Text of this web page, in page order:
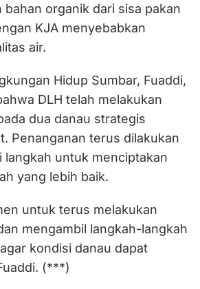
bahan organik dari sisa pakan
KJA menyebabkan
air.
Hidup Sumbar, Fuaddi,
DLH telah melakukan
dua danau strategis
Penanganan terus dilakukan
langkah untuk menciptakan
yang lebih baik.
untuk terus melakukan
mengambil langkah-langkah
kondisi danau dapat
(***)